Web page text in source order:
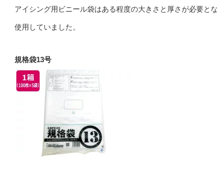
アイシング用ビニール袋はある程度の大きさと厚さが必要と
使用していました。
規格袋13号